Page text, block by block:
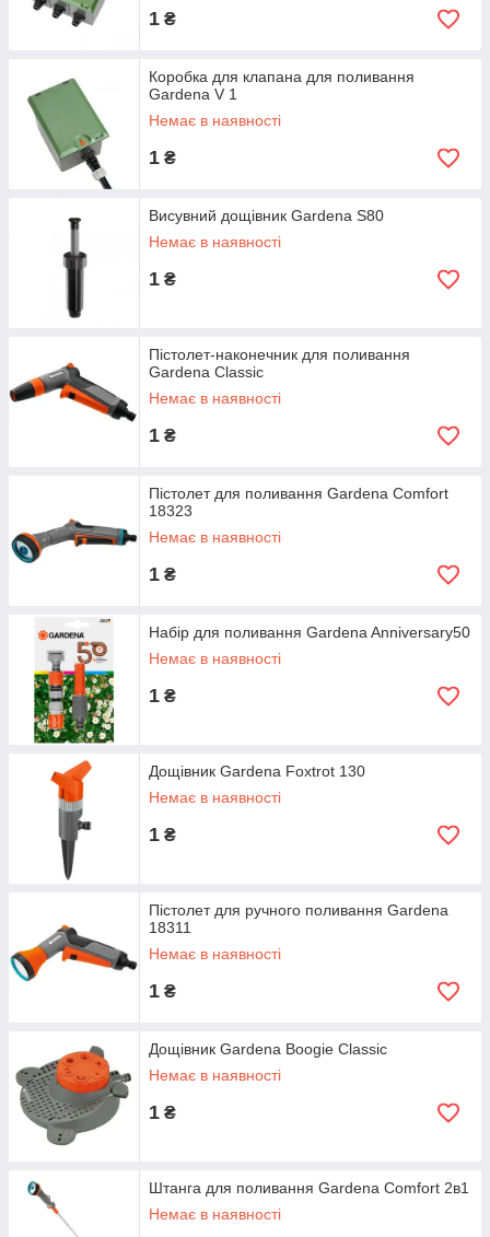
1 ₴
Коробка для клапана для поливання
Gardena V 1
Немає в наявності
1 ₴
Висувний дощівник Gardena S80
Немає в наявності
1 ₴
Пістолет-наконечник для поливання
Gardena Classic
Немає в наявності
1 ₴
Пістолет для поливання Gardena Comfort
18323
Немає в наявності
1 ₴
Набір для поливання Gardena Anniversary50
Немає в наявності
1 ₴
Дощівник Gardena Foxtrot 130
Немає в наявності
1 ₴
Пістолет для ручного поливання Gardena
18311
Немає в наявності
1 ₴
Дощівник Gardena Boogie Classic
Немає в наявності
1 ₴
Штанга для поливання Gardena Comfort 2в1
Немає в наявності